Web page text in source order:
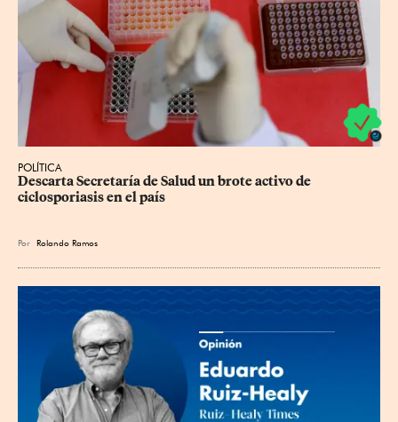
POLÍTICA
Descarta Secretaría de Salud un brote activo de
ciclosporiasis en el país
Por Rolando Ramos